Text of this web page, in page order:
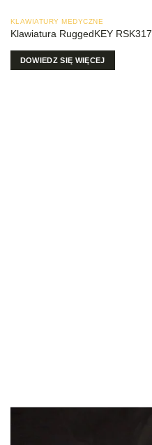
KLAWIATURY MEDYCZNE
Klawiatura RuggedKEY RSK317
DOWIEDZ SIĘ WIĘCEJ